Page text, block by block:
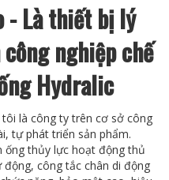
- Là thiết bị lý
nghiệp chế
Hydralic
là công ty trên cơ sở công
tự phát triển sản phẩm.
ống thủy lực hoạt động thủ
công tắc chân di động